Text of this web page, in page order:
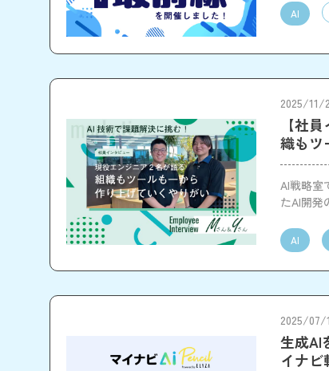
AI
2025/11/
【社
織もツ
AI戦略室
たAI開発
AI
2025/07/
生成AI
イナビ